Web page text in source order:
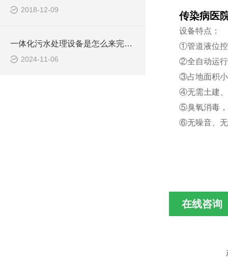
2018-12-09
一体化污水处理设备是怎么来完成污水处理工作的？
2024-11-06
传染病医
设备特点：
①管道液位控
②全自动运行
③占地面积小
④无需土建
⑤臭氧消毒，
⑥无噪音、
在线咨询